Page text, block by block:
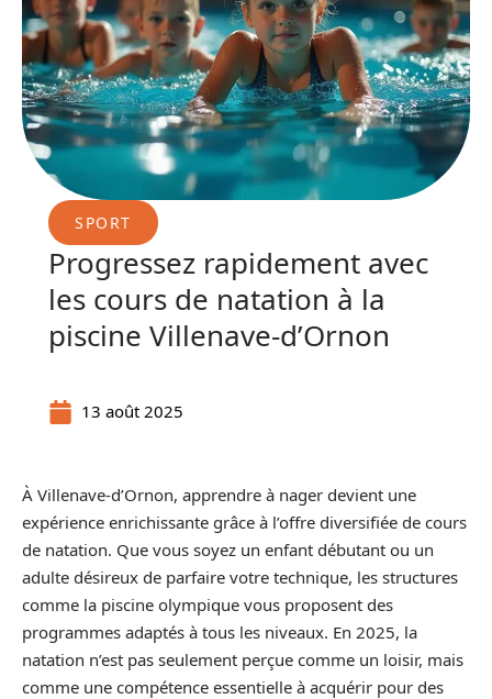
SPORT
Progressez rapidement avec
les cours de natation à la
piscine Villenave-d’Ornon
13 août 2025
À Villenave-d’Ornon, apprendre à nager devient une
expérience enrichissante grâce à l’offre diversifiée de cours
de natation. Que vous soyez un enfant débutant ou un
adulte désireux de parfaire votre technique, les structures
comme la piscine olympique vous proposent des
programmes adaptés à tous les niveaux. En 2025, la
natation n’est pas seulement perçue comme un loisir, mais
comme une compétence essentielle à acquérir pour des